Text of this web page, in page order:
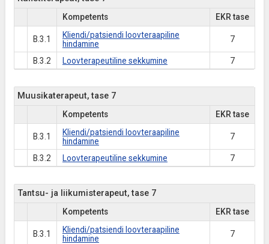
Kompetents EKR tase
B.3.1
Kliendi/patsiendi loovteraapiline
hindamine
7
B.3.2 Loovterapeutiline sekkumine 7
Muusikaterapeut, tase 7
Kompetents EKR tase
B.3.1
Kliendi/patsiendi loovteraapiline
hindamine
7
B.3.2 Loovterapeutiline sekkumine 7
Tantsu- ja liikumisterapeut, tase 7
Kompetents EKR tase
B.3.1
Kliendi/patsiendi loovteraapiline
hindamine
7